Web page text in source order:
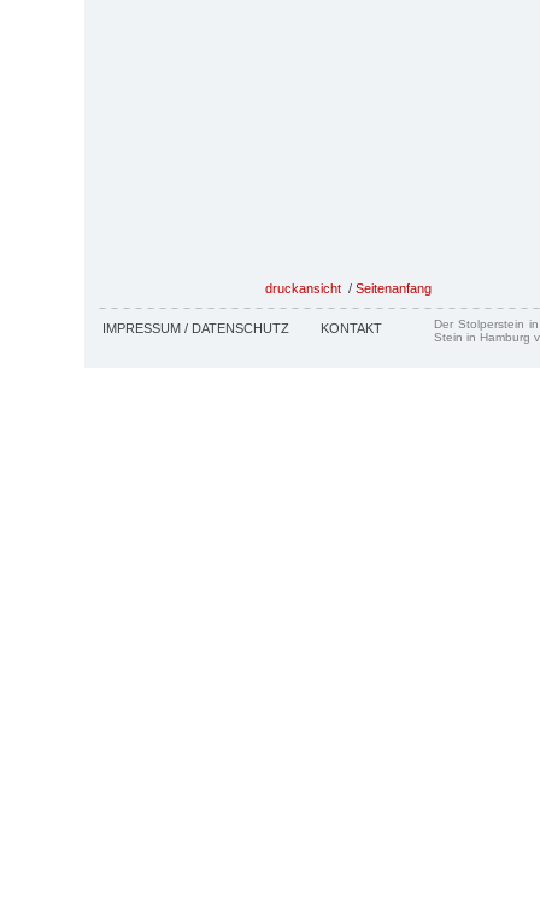
druckansicht / Seitenanfang
IMPRESSUM / DATENSCHUTZ KONTAKT
Der Stolperstein
Stein in Hamburg